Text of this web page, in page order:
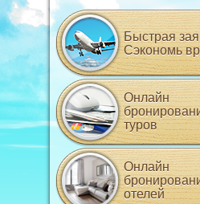
Быстрая
Сэкономь
Онлайн
туров
Онлайн
отелей